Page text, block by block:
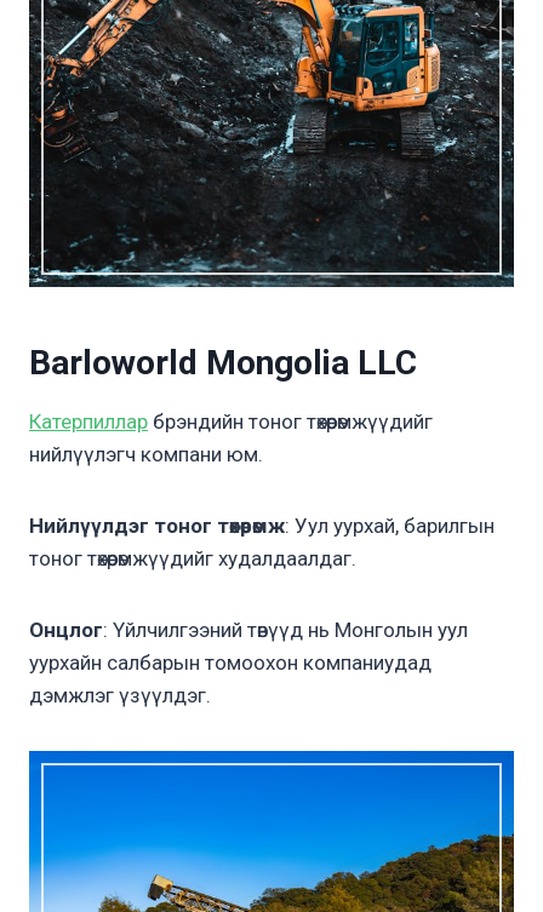
Barloworld Mongolia LLC
Катерпиллар брэндийн тоног төхөөрөмжүүдийг
нийлүүлэгч компани юм.
Нийлүүлдэг тоног төхөөрөмж: Уул уурхай, барилгын
тоног төхөөрөмжүүдийг худалдаалдаг.
Онцлог: Үйлчилгээний төвүүд нь Монголын уул
уурхайн салбарын томоохон компаниудад
дэмжлэг үзүүлдэг.